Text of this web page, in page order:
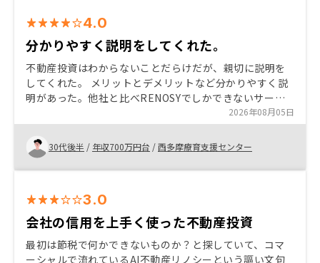
4.0
分かりやすく説明をしてくれた。
不動産投資はわからないことだらけだが、親切に説明を
してくれた。 メリットとデメリットなど分かりやすく説
明があった。他社と比べRENOSYでしかできないサービ
スがリノベーションの安さや物件の売買のしやすさだと
感じた。
2026年08月05日
30代後半 / 年収700万円台 /西多摩療育支援センター
3.0
会社の信用を上手く使った不動産投資
最初は節税で何かできないものか？と探していて、コマ
ーシャルで流れているAI不動産リノシーという謳い文句